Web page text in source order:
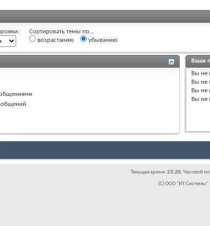
Сортировать темы по...
возрастанию
убыванию
Ваши
Вы не
Вы не
Вы не
Вы не
Текущее время: 23:20. Часовой
(C) ООО "ИТ Системы"